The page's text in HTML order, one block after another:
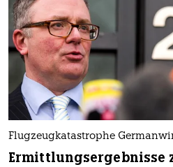
Flugzeugkatastrophe
Ermittlungsergebnisse